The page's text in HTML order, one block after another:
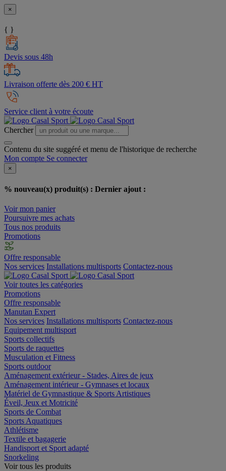
×
{ }
Devis sous 48h
Livraison offerte dès 200 € HT
Service client à votre écoute
Chercher
Contenu du site suggéré et menu de l'historique de recherche
Mon compte Se connecter
×
% nouveau(x) produit(s) : Dernier ajout :
Voir mon panier
Poursuivre mes achats
Tous nos produits
Promotions
Offre responsable
Nos services Installations multisports Contactez-nous
Voir toutes les catégories
Promotions
Offre responsable
Manutan Expert
Nos services Installations multisports Contactez-nous
Equipement multisport
Sports collectifs
Sports de raquettes
Musculation et Fitness
Sports outdoor
Aménagement extérieur - Stades, Aires de jeux
Aménagement intérieur - Gymnases et locaux
Matériel de Gymnastique & Sports Artistiques
Éveil, Jeux et Motricité
Sports de Combat
Sports Aquatiques
Athlétisme
Textile et bagagerie
Handisport et Sport adapté
Snorkeling
Voir tous les produits